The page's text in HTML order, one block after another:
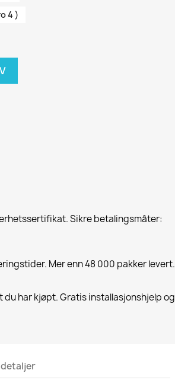
4 )
Sikre betalingsmåter:
Mer enn 48 000 pakker levert.
har kjøpt. Gratis installasjonshjelp og